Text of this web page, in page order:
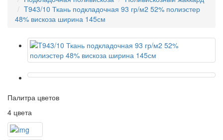
T943/10 Ткань подкладочная 93 гр/м2 52% полиэстер
48% вискоза ширина 145см
Палитра цветов
4 цвета